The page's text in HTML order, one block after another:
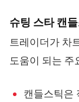
슈팅 스타 캔
트레이더가 차
도움이 되는 주
캔들스틱은